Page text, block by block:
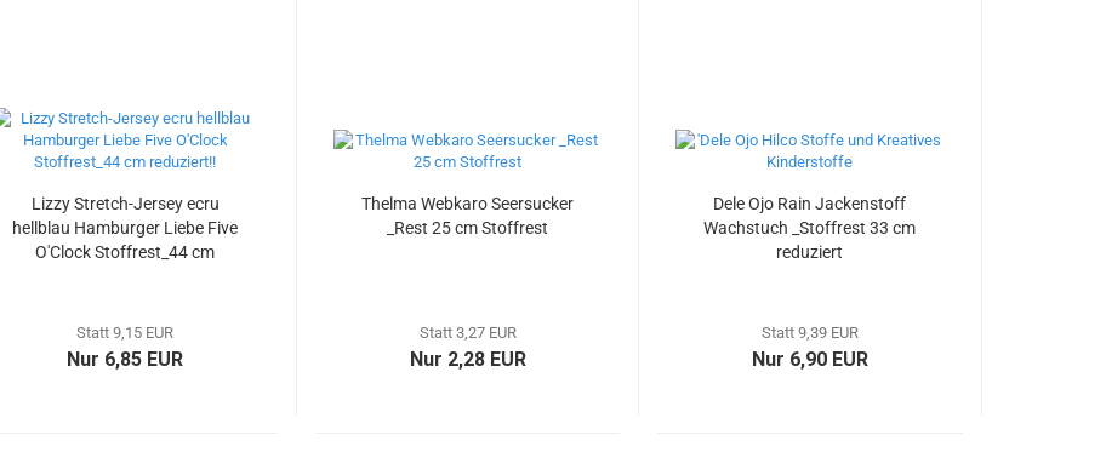
Lizzy Stretch-Jersey ecru
hellblau Hamburger Liebe Five
O'Clock Stoffrest_44 cm
Statt 9,15 EUR
Nur 6,85 EUR
Thelma Webkaro Seersucker
_Rest 25 cm Stoffrest
Statt 3,27 EUR
Nur 2,28 EUR
Dele Ojo Rain Jackenstoff
Wachstuch _Stoffrest 33 cm
reduziert
Statt 9,39 EUR
Nur 6,90 EUR